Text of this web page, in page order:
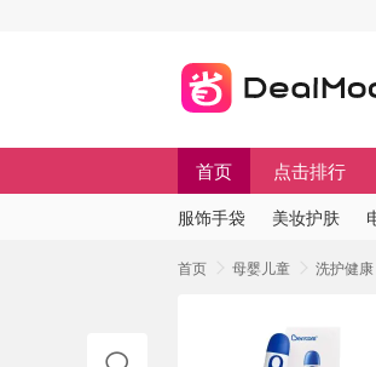
首页 点击排行
服饰手袋 美妆护肤
首页 母婴儿童 洗护健康